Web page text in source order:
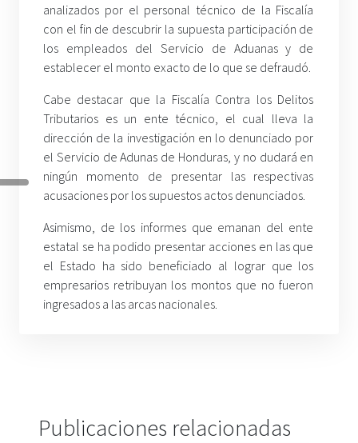
analizados por el personal técnico de la Fiscalía
con el fin de descubrir la supuesta participación de
los empleados del Servicio de Aduanas y de
establecer el monto exacto de lo que se defraudó.
Cabe destacar que la Fiscalía Contra los Delitos
Tributarios es un ente técnico, el cual lleva la
dirección de la investigación en lo denunciado por
el Servicio de Adunas de Honduras, y no dudará en
ningún momento de presentar las respectivas
acusaciones por los supuestos actos denunciados.
Asimismo, de los informes que emanan del ente
estatal se ha podido presentar acciones en las que
el Estado ha sido beneficiado al lograr que los
empresarios retribuyan los montos que no fueron
ingresados a las arcas nacionales.
Publicaciones relacionadas